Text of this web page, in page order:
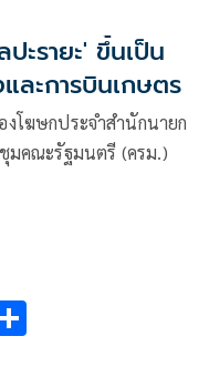
ะรายะ' ขึ้นเป็น
ะการบินเกษตร
โฆษกประจำสำนักนายก
มคณะรัฐมนตรี (ครม.)